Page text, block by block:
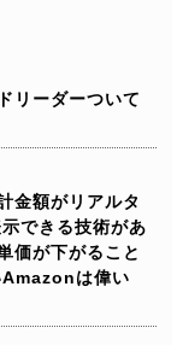
リーダーついて
金額がリアルタ
できる技術があ
価が下がること
は偉い